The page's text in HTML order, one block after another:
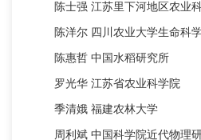
陈士强 江苏里下河地区农业
陈洋尔 四川农业大学生命科
陈惠哲 中国水稻研究所
罗光华 江苏省农业科学院
季清娥 福建农林大学
周利斌 中国科学院近代物理